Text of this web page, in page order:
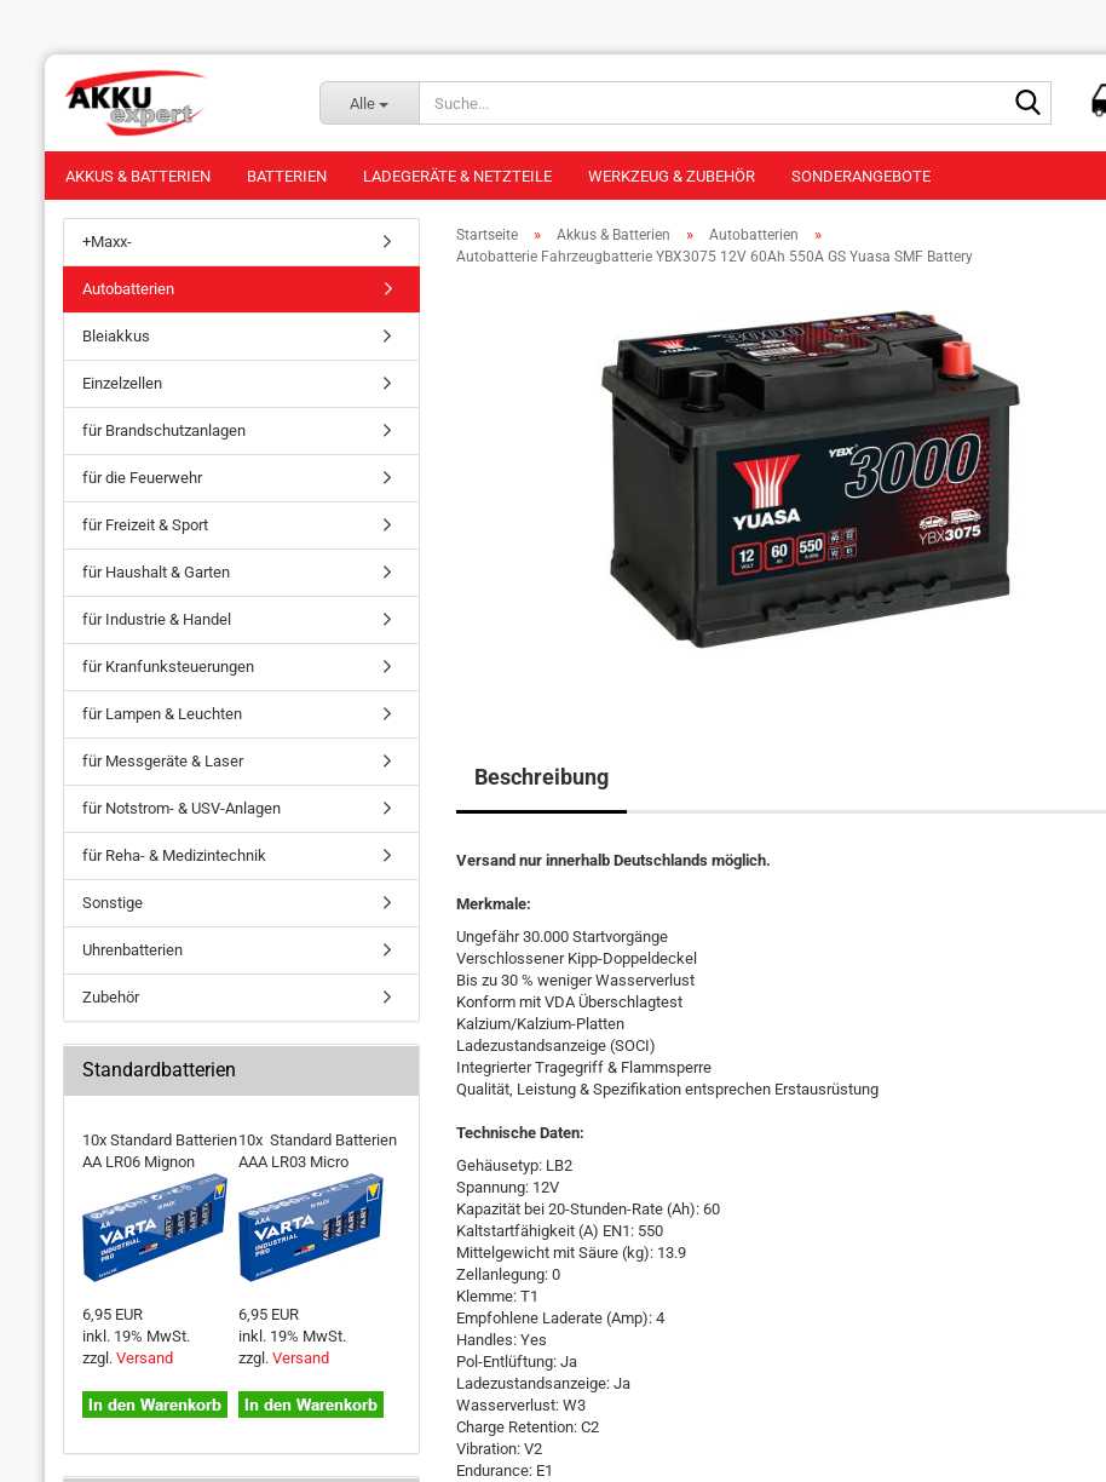
Alle
Suche...
AKKUS & BATTERIEN BATTERIEN LADEGERÄTE & NETZTEILE WERKZEUG & ZUBEHÖR SONDERANGEBOTE
Startseite » Akkus & Batterien » Autobatterien »
Autobatterie Fahrzeugbatterie YBX3075 12V 60Ah 550A GS Yuasa SMF Battery
Beschreibung
Versand nur innerhalb Deutschlands möglich.
Merkmale:
Ungefähr 30.000 Startvorgänge
Verschlossener Kipp-Doppeldeckel
Bis zu 30 % weniger Wasserverlust
Konform mit VDA Überschlagtest
Kalzium/Kalzium-Platten
Ladezustandsanzeige (SOCI)
Integrierter Tragegriff & Flammsperre
Qualität, Leistung & Spezifikation entsprechen Erstausrüstung
Technische Daten:
Gehäusetyp: LB2
Spannung: 12V
Kapazität bei 20-Stunden-Rate (Ah): 60
Kaltstartfähigkeit (A) EN1: 550
Mittelgewicht mit Säure (kg): 13.9
Zellanlegung: 0
Klemme: T1
Empfohlene Laderate (Amp): 4
Handles: Yes
Pol-Entlüftung: Ja
Ladezustandsanzeige: Ja
Wasserverlust: W3
Charge Retention: C2
Vibration: V2
Endurance: E1
+Maxx-
Autobatterien
Bleiakkus
Einzelzellen
für Brandschutzanlagen
für die Feuerwehr
für Freizeit & Sport
für Haushalt & Garten
für Industrie & Handel
für Kranfunksteuerungen
für Lampen & Leuchten
für Messgeräte & Laser
für Notstrom- & USV-Anlagen
für Reha- & Medizintechnik
Sonstige
Uhrenbatterien
Zubehör
Standardbatterien
10x Standard Batterien
AA LR06 Mignon
6,95 EUR
inkl. 19% MwSt.
zzgl. Versand
10x Standard Batterien
AAA LR03 Micro
6,95 EUR
inkl. 19% MwSt.
zzgl. Versand